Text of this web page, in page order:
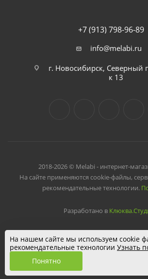
+7 (913) 798-96-89
info@melabi.ru
г. Новосибирск, Северный
к 13
2018-2026 © Melabi - интернет-
На сайте применяются cookie-файлы,
рекомендательные технологии.
Разработано в
На нашем сайте мы используем cookie
рекомендательные технологии Узнать
Понятно